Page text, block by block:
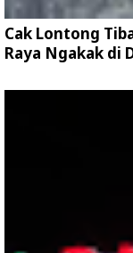
Cak Lontong
Raya Ngakak di